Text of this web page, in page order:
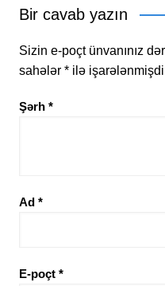
Bir cavab yazın
Sizin e-poçt ünvanınız
sahələr *ilə
Şərh *
Ad *
E-poçt *